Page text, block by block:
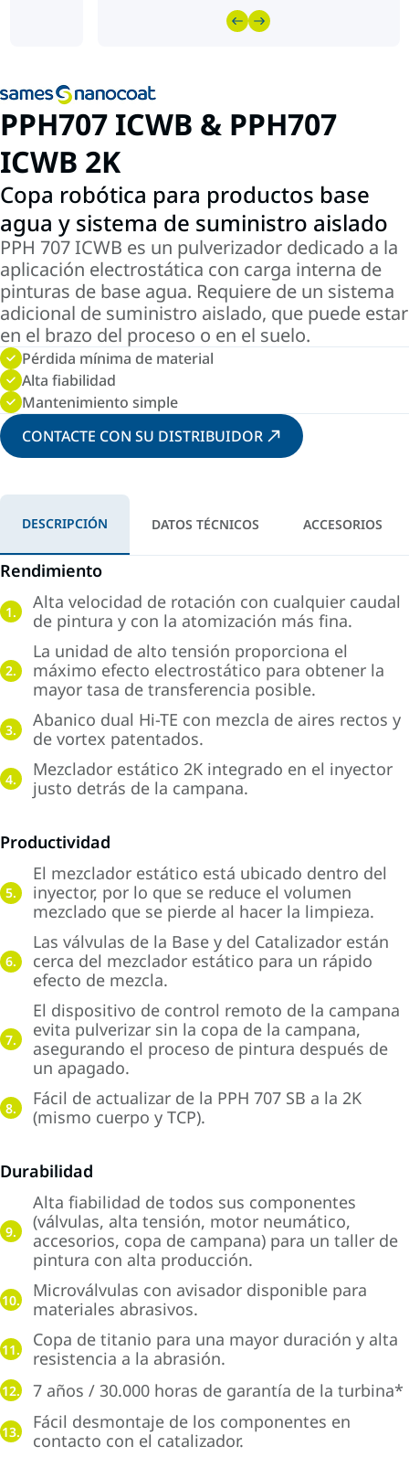
PPH707 ICWB & PPH707
ICWB 2K
Copa robótica para productos base
agua y sistema de suministro aislado
PPH 707 ICWB es un pulverizador dedicado a la
aplicación electrostática con carga interna de
pinturas de base agua. Requiere de un sistema
adicional de suministro aislado, que puede estar
en el brazo del proceso o en el suelo.
Pérdida mínima de material
Alta fiabilidad
Mantenimiento simple
CONTACTE CON SU DISTRIBUIDOR
DESCRIPCIÓN DATOS TÉCNICOS ACCESORIOS
Rendimiento
1.
Alta velocidad de rotación con cualquier caudal
de pintura y con la atomización más fina.
2.
La unidad de alto tensión proporciona el
máximo efecto electrostático para obtener la
mayor tasa de transferencia posible.
3.
Abanico dual Hi-TE con mezcla de aires rectos y
de vortex patentados.
4.
Mezclador estático 2K integrado en el inyector
justo detrás de la campana.
Productividad
5.
El mezclador estático está ubicado dentro del
inyector, por lo que se reduce el volumen
mezclado que se pierde al hacer la limpieza.
6.
Las válvulas de la Base y del Catalizador están
cerca del mezclador estático para un rápido
efecto de mezcla.
7.
El dispositivo de control remoto de la campana
evita pulverizar sin la copa de la campana,
asegurando el proceso de pintura después de
un apagado.
8.
Fácil de actualizar de la PPH 707 SB a la 2K
(mismo cuerpo y TCP).
Durabilidad
9.
Alta fiabilidad de todos sus componentes
(válvulas, alta tensión, motor neumático,
accesorios, copa de campana) para un taller de
pintura con alta producción.
10.
Microválvulas con avisador disponible para
materiales abrasivos.
11.
Copa de titanio para una mayor duración y alta
resistencia a la abrasión.
12. 7 años / 30.000 horas de garantía de la turbina*
13.
Fácil desmontaje de los componentes en
contacto con el catalizador.